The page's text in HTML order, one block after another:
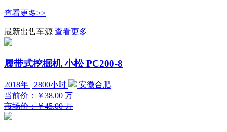
查看更多>>
最新出售车源 查看更多
履带式挖掘机 小松 PC200-8
2018年 | 2800小时
安徽合肥
当前价：
￥38.00 万
市场价：￥45.00 万